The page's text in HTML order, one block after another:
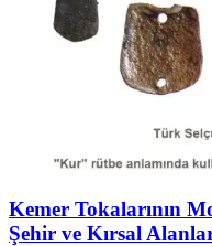
Kemer Tokalarının
Şehir ve Kırsal